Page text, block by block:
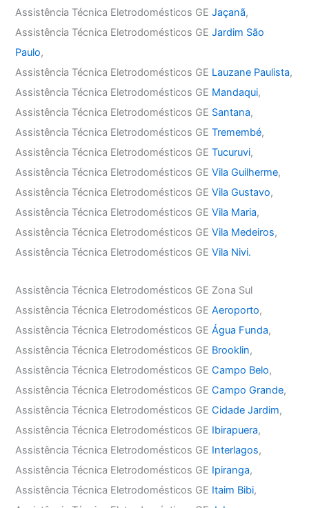
Assistência Técnica Eletrodomésticos GEJaçanã,
Assistência Técnica Eletrodomésticos GEJardim São
Paulo,
Assistência Técnica Eletrodomésticos GE Lauzane Paulista,
Assistência Técnica Eletrodomésticos GE Mandaqui,
Assistência Técnica Eletrodomésticos GE Santana,
Assistência Técnica Eletrodomésticos GETremembé,
Assistência Técnica Eletrodomésticos GETucuruvi,
Assistência Técnica Eletrodomésticos GEVila Guilherme,
Assistência Técnica Eletrodomésticos GEVila Gustavo,
Assistência Técnica Eletrodomésticos GEVila Maria,
Assistência Técnica Eletrodomésticos GEVila Medeiros,
Assistência Técnica Eletrodomésticos GEVila Nivi.
Assistência Técnica Eletrodomésticos GE Zona Sul
Assistência Técnica Eletrodomésticos GEAeroporto,
Assistência Técnica Eletrodomésticos GEÁgua Funda,
Assistência Técnica Eletrodomésticos GE Brooklin,
Assistência Técnica Eletrodomésticos GECampo Belo,
Assistência Técnica Eletrodomésticos GECampo Grande,
Assistência Técnica Eletrodomésticos GECidade Jardim,
Assistência Técnica Eletrodomésticos GE Ibirapuera,
Assistência Técnica Eletrodomésticos GE Interlagos,
Assistência Técnica Eletrodomésticos GE Ipiranga,
Assistência Técnica Eletrodomésticos GE Itaim Bibi,